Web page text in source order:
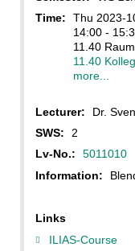
Time:
Thu 2023-
14:00 -
11.40
11.40
more...
Lecturer:
Dr.
SWS:
2
Lv-No.:
5011010
Information:
Links
ILIAS-Course